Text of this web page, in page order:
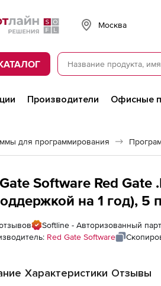
Москва
Производители Офисные
для программирования
Software Red
на 1 год), 5
Softline - Авторизованный
Red Gate Software
Характеристики Отзывы